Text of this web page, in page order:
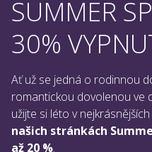
SUMMER
30%
Ať už se jedná o rodinnou
romantickou dovolenou ve
užijte si léto v
našich stránkách
až 20 %.